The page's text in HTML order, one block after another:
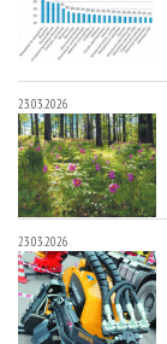
23.03.2026
23.03.2026